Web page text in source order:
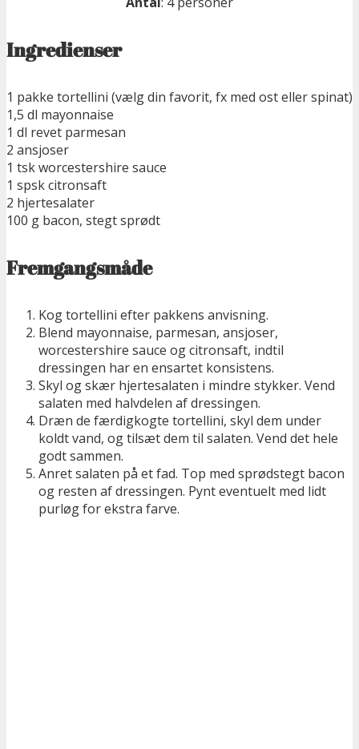
Ingredienser
1 pakke tortellini (vælg din favorit, fx med ost eller spinat)
1,5 dl mayonnaise
1 dl revet parmesan
2 ansjoser
1 tsk worcestershire sauce
1 spsk citronsaft
2 hjertesalater
100 g bacon, stegt sprødt
Fremgangsmåde
Kog tortellini efter pakkens anvisning.
Blend mayonnaise, parmesan, ansjoser,
worcestershire sauce og citronsaft, indtil
dressingen har en ensartet konsistens.
Skyl og skær hjertesalaten i mindre stykker. Vend
salaten med halvdelen af dressingen.
Dræn de færdigkogte tortellini, skyl dem under
koldt vand, og tilsæt dem til salaten. Vend det hele
godt sammen.
Anret salaten på et fad. Top med sprødstegt bacon
og resten af dressingen. Pynt eventuelt med lidt
purløg for ekstra farve.